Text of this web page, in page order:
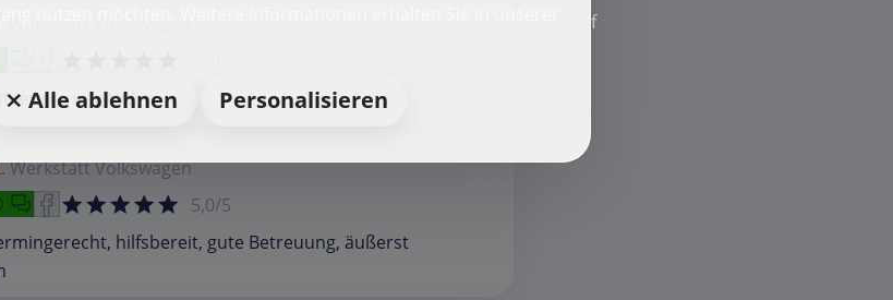
war top
WerkstattVolkswagen
5,0/5
hilfsbereit, gute Betreuung, äußerst
nutzen möchten. Weitere Informationen erhalten Sie in unserer
⨯ Alle ablehnen Personalisieren
f